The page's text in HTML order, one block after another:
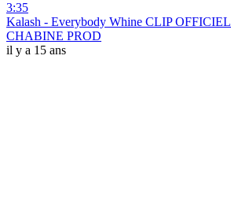
3:35
Kalash - Everybody Whine CLIP OFFICIEL
CHABINE PROD
il y a 15 ans